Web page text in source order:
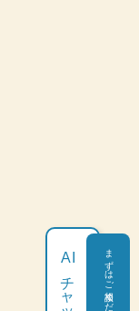
AI まずはご相談ください